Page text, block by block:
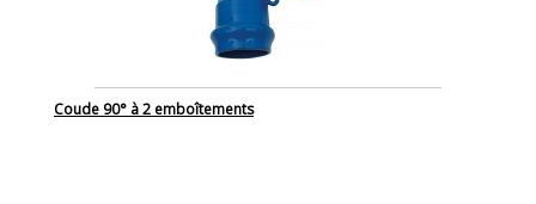
Coude 90° à 2 emboîtements